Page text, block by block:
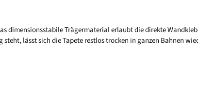
dimensionsstabile Trägermaterial erlaubt die direkte
lässt sich die Tapete restlos trocken in ganzen Bahnen